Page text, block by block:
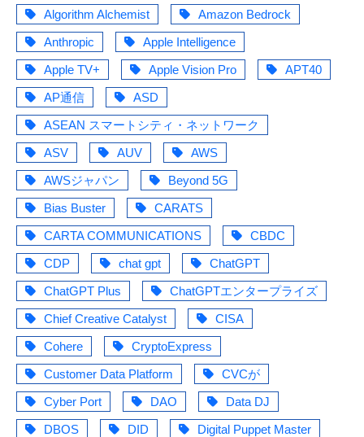
Algorithm Alchemist
Amazon Bedrock
Anthropic
Apple Intelligence
Apple TV+
Apple Vision Pro
APT40
AP通信
ASD
ASEAN スマートシティ・ネットワーク
ASV
AUV
AWS
AWSジャパン
Beyond 5G
Bias Buster
CARATS
CARTA COMMUNICATIONS
CBDC
CDP
chat gpt
ChatGPT
ChatGPT Plus
ChatGPTエンタープライズ
Chief Creative Catalyst
CISA
Cohere
CryptoExpress
Customer Data Platform
CVCが
Cyber Port
DAO
Data DJ
DBOS
DID
Digital Puppet Master